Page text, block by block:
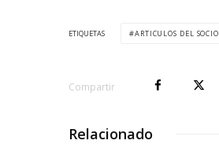
ETIQUETAS ARTICULOS DEL SOCIO
Compartir
Relacionado